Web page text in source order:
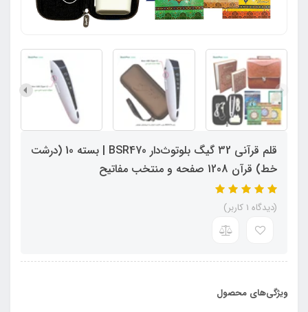
قلم قرآنی 32 گیگ بلوتوث‌دار BSR470 | بسته 10 (درشت
خط) قرآن 1208 صفحه و منتخب مفاتیح
(دیدگاه 1 کاربر)
ویژگی‌های محصول